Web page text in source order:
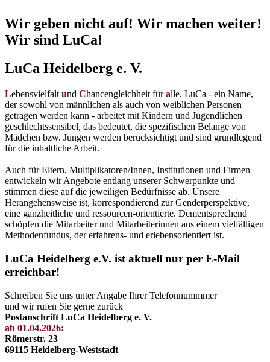
Wir geben nicht auf! Wir machen weiter!
Wir sind LuCa!
LuCa Heidelberg e. V.
Lebensvielfalt und Chancengleichheit füralle. LuCa - ein Name,
der sowohl von männlichen als auch von weiblichen Personen
getragen werden kann - arbeitet mit Kindern und Jugendlichen
geschlechtssensibel, das bedeutet, die spezifischen Belange von
Mädchen bzw. Jungen werden berücksichtigt und sind grundlegend
für die inhaltliche Arbeit.
Auch für Eltern, Multiplikatoren/Innen, Institutionen und Firmen
entwickeln wir Angebote entlang unserer Schwerpunkte und
stimmen diese auf die jeweiligen Bedürfnisse ab. Unsere
Herangehensweise ist, korrespondierend zur Genderperspektive,
eine ganzheitliche und ressourcen-orientierte. Dementsprechend
schöpfen die Mitarbeiter und Mitarbeiterinnen aus einem vielfältigen
Methodenfundus, der erfahrens- und erlebensorientiert ist.
LuCa Heidelberg e.V. ist aktuell nur per E-Mail
erreichbar!
Schreiben Sie uns unter Angabe Ihrer Telefonnummmer
und wir rufen Sie gerne zurück
Postanschrift LuCa Heidelberg e. V.
ab 01.04.2026:
Römerstr. 23
69115 Heidelberg-Weststadt